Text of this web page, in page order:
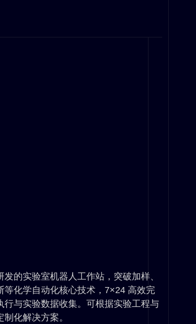
发的实验室机器人工作站，突破加样、
等化学自动化核心技术，7×24 高效完
行与实验数据收集。可根据实验工程与
化解决方案。